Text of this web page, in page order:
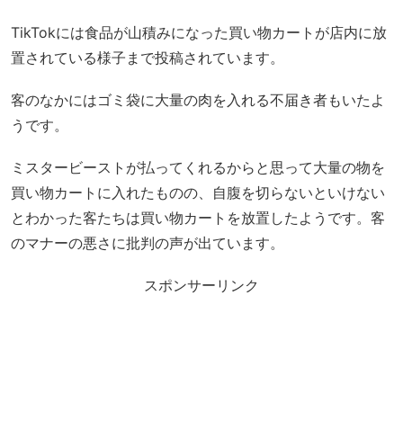
TikTokには食品が山積みになった買い物カートが店内に放
置されている様子まで投稿されています。
客のなかにはゴミ袋に大量の肉を入れる不届き者もいたよ
うです。
ミスタービーストが払ってくれるからと思って大量の物を
買い物カートに入れたものの、自腹を切らないといけない
とわかった客たちは買い物カートを放置したようです。客
のマナーの悪さに批判の声が出ています。
スポンサーリンク